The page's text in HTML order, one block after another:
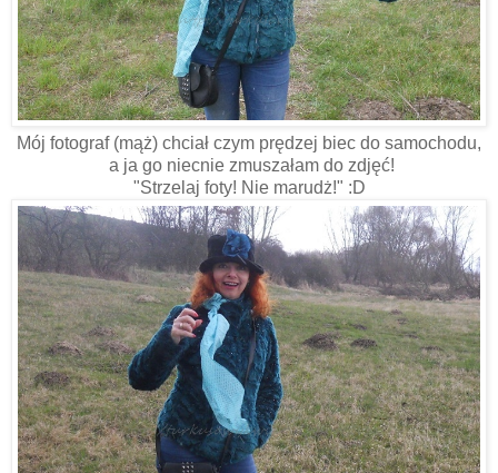
Mój fotograf (mąż) chciał czym prędzej biec do samochodu,
a ja go niecnie zmuszałam do zdjęć!
"Strzelaj foty! Nie marudż!" :D